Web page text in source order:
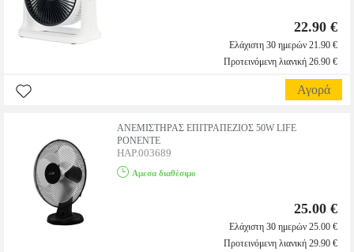
22.90 €
Ελάχιστη 30 ημερών 21.90 €
Προτεινόμενη λιανική 26.90 €
Αγορά
ΑΝΕΜΙΣΤΗΡΑΣ ΕΠΙΤΡΑΠΕΖΙΟΣ 50W LIFE
PONENTE
HAP.003689
Αμεσα διαθέσιμο
25.00 €
Ελάχιστη 30 ημερών 25.00 €
Προτεινόμενη λιανική 29.90 €